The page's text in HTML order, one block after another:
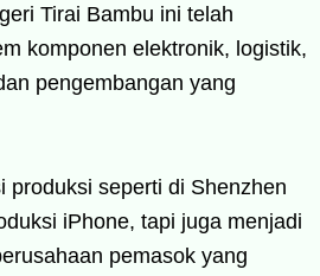
Tirai Bambu ini telah
komponen elektronik, logistik,
pengembangan yang
produksi seperti di Shenzhen
iPhone, tapi juga menjadi
pemasok yang